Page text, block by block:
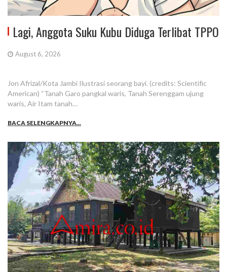
Lagi, Anggota Suku Kubu Diduga Terlibat TPPO
August 6, 2026
Jon Afrizal/Kota Jambi Ilustrasi seorang bayi. (credits: Scientific
American) “Tanah Garo pangkal waris, Tanah Serenggam ujung
waris, Air Itam tanah…
BACA SELENGKAPNYA...